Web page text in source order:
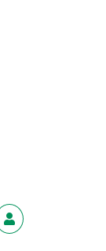
100 მლ
კანის